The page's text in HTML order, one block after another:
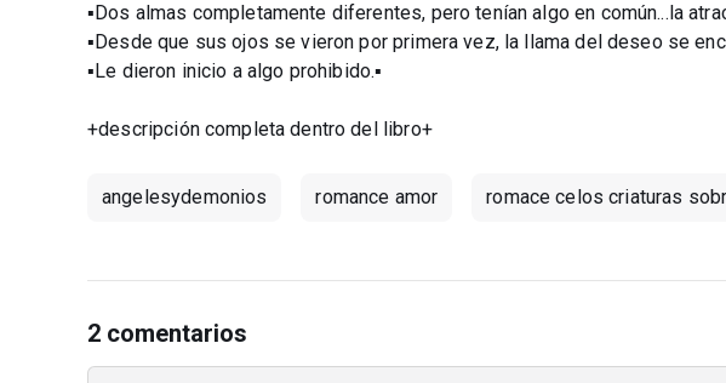
▪Dos almas completamente diferentes, pero tenían algo en común...la
▪Desde que sus ojos se vieron por primera vez, la llama del deseo se
▪Le dieron inicio a algo prohibido.▪
+descripción completa dentro del libro+
angelesydemonios romance amor romace celos criaturas
2 comentarios